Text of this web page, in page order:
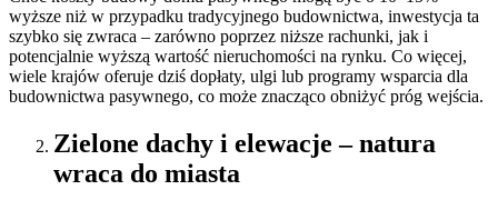
wyższe niż w przypadku tradycyjnego budownictwa, inwestycja ta
szybko się zwraca – zarówno poprzez niższe rachunki, jak i
potencjalnie wyższą wartość nieruchomości na rynku. Co więcej,
wiele krajów oferuje dziś dopłaty, ulgi lub programy wsparcia dla
budownictwa pasywnego, co może znacząco obniżyć próg wejścia.
Zielone dachy i elewacje – natura
wraca do miasta